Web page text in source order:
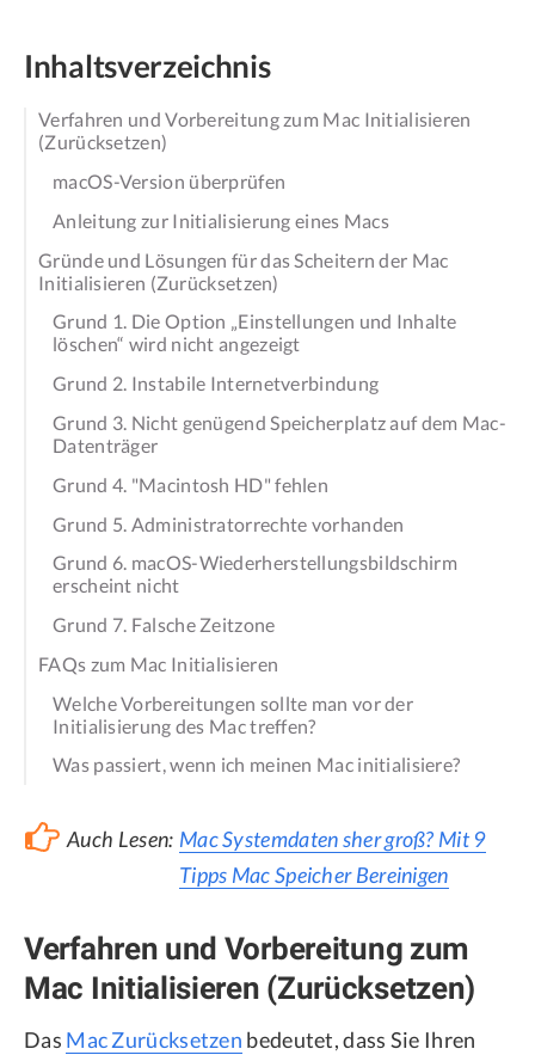
Inhaltsverzeichnis
Verfahren und Vorbereitung zum Mac Initialisieren
(Zurücksetzen)
macOS-Version überprüfen
Anleitung zur Initialisierung eines Macs
Gründe und Lösungen für das Scheitern der Mac
Initialisieren (Zurücksetzen)
Grund 1. Die Option „Einstellungen und Inhalte
löschen“ wird nicht angezeigt
Grund 2. Instabile Internetverbindung
Grund 3. Nicht genügend Speicherplatz auf dem Mac-
Datenträger
Grund 4. "Macintosh HD" fehlen
Grund 5. Administratorrechte vorhanden
Grund 6. macOS-Wiederherstellungsbildschirm
erscheint nicht
Grund 7. Falsche Zeitzone
FAQs zum Mac Initialisieren
Welche Vorbereitungen sollte man vor der
Initialisierung des Mac treffen?
Was passiert, wenn ich meinen Mac initialisiere?
Auch Lesen: Mac Systemdaten sher groß? Mit 9
Tipps Mac Speicher Bereinigen
Verfahren und Vorbereitung zum
Mac Initialisieren (Zurücksetzen)
Das Mac Zurücksetzen bedeutet, dass Sie Ihren